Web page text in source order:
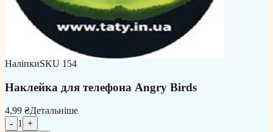
НаліпкиSKU 154
Наклейка для телефона Angry Birds
4,99 ₴Детальніше
- 1
+